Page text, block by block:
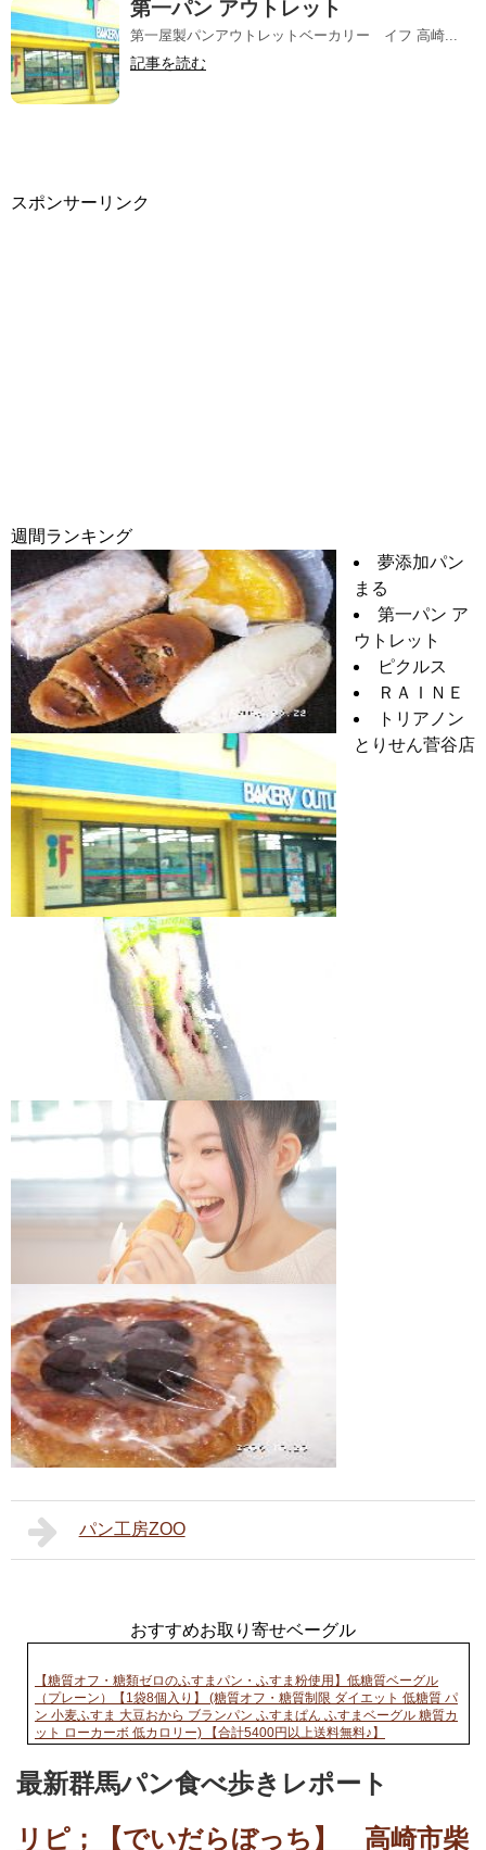
第一パン アウトレット
第一屋製パンアウトレットベーカリー イフ 高崎...
記事を読む
スポンサーリンク
週間ランキング
夢添加パン
まる
第一パン ア
ウトレット
ピクルス
ＲＡＩＮＥ
トリアノン
とりせん菅谷店
パン工房ZOO
おすすめお取り寄せベーグル
【糖質オフ・糖類ゼロのふすまパン・ふすま粉使用】低糖質ベーグル
（プレーン）【1袋8個入り】 (糖質オフ・糖質制限 ダイエット 低糖質 パ
ン 小麦ふすま 大豆おから ブランパン ふすまぱん ふすまベーグル 糖質カ
ット ローカーボ 低カロリー) 【合計5400円以上送料無料♪】
最新群馬パン食べ歩きレポート
リピ；【でいだらぼっち】 高崎市柴